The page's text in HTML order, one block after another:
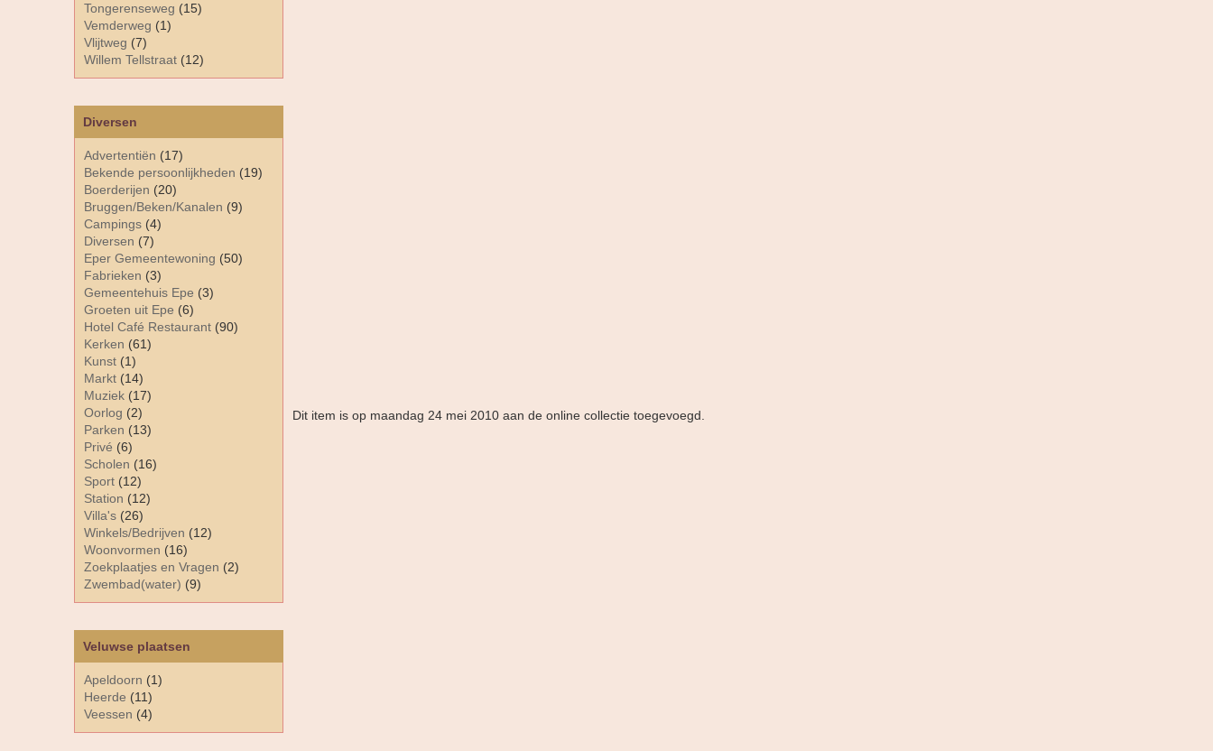
Diversen
Advertentiën (17)
Bekende persoonlijkheden (19)
Boerderijen (20)
Bruggen/Beken/Kanalen (9)
Campings (4)
Diversen (7)
Eper Gemeentewoning (50)
Fabrieken (3)
Gemeentehuis Epe (3)
Groeten uit Epe (6)
Hotel Café Restaurant (90)
Kerken (61)
Kunst (1)
Markt (14)
Muziek (17)
Oorlog (2)
Parken (13)
Privé (6)
Scholen (16)
Sport (12)
Station (12)
Villa's (26)
Winkels/Bedrijven (12)
Woonvormen (16)
Zoekplaatjes en Vragen (2)
Zwembad(water) (9)
Tongerenseweg (15)
Vemderweg (1)
Vlijtweg (7)
Willem Tellstraat (12)
Veluwse plaatsen
Apeldoorn (1)
Heerde (11)
Veessen (4)
Dit item is op maandag 24 mei 2010 aan de online collectie toegevoegd.